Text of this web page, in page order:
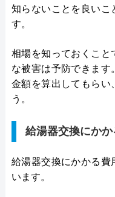
知らないことを良いこ
す。
相場を知っておくこと
な被害は予防できま
金額を算出してもらい
う。
給湯器交換にか
給湯器交換にかかる費
います。